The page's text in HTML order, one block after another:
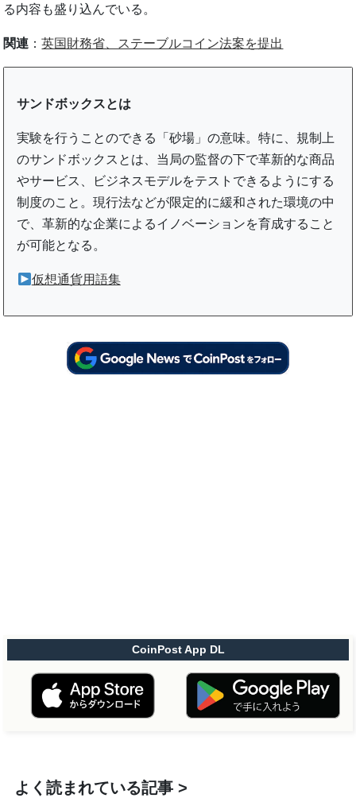
る内容も盛り込んでいる。
関連 ：英国財務省、ステーブルコイン法案を提出
サンドボックスとは
実験を行うことのできる「砂場」の意味。特に、規制上
のサンドボックスとは、当局の監督の下で革新的な商品
やサービス、ビジネスモデルをテストできるようにする
制度のこと。現行法などが限定的に緩和された環境の中
で、革新的な企業によるイノベーションを育成すること
が可能となる。
仮想通貨用語集
CoinPost App DL
よく読まれている記事